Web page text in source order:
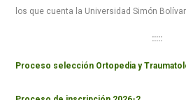
los que cuenta la Universidad Simón Bolívar.
:::::
Proceso selección Ortopedia y